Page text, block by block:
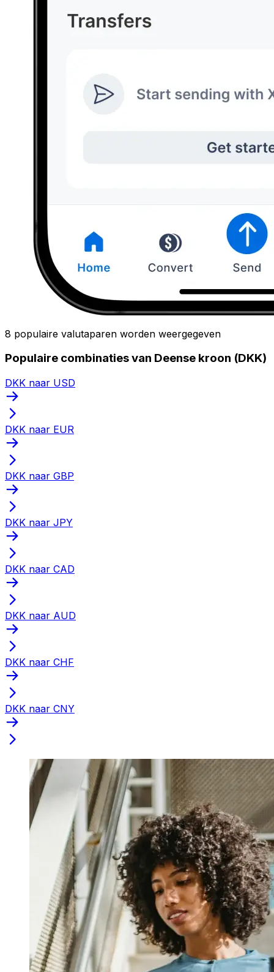
8 populaire valutaparen worden weergegeven
Populaire combinaties van Deense kroon (DKK)
DKK naar USD
DKK naar EUR
DKK naar GBP
DKK naar JPY
DKK naar CAD
DKK naar AUD
DKK naar CHF
DKK naar CNY